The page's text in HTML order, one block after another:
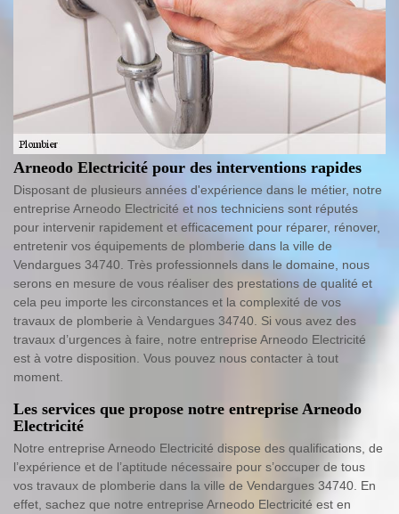
Arneodo Electricité pour des interventions rapides
Disposant de plusieurs années d'expérience dans le métier, notre
entreprise Arneodo Electricité et nos techniciens sont réputés
pour intervenir rapidement et efficacement pour réparer, rénover,
entretenir vos équipements de plomberie dans la ville de
Vendargues 34740. Très professionnels dans le domaine, nous
serons en mesure de vous réaliser des prestations de qualité et
cela peu importe les circonstances et la complexité de vos
travaux de plomberie à Vendargues 34740. Si vous avez des
travaux d’urgences à faire, notre entreprise Arneodo Electricité
est à votre disposition. Vous pouvez nous contacter à tout
moment.
Les services que propose notre entreprise Arneodo
Electricité
Notre entreprise Arneodo Electricité dispose des qualifications, de
l’expérience et de l’aptitude nécessaire pour s’occuper de tous
vos travaux de plomberie dans la ville de Vendargues 34740. En
effet, sachez que notre entreprise Arneodo Electricité est en